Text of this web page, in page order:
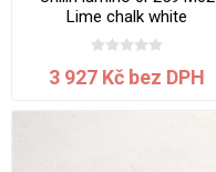
Lime chalk white
2800x2070x19 mm
3 927 Kč bez DPH